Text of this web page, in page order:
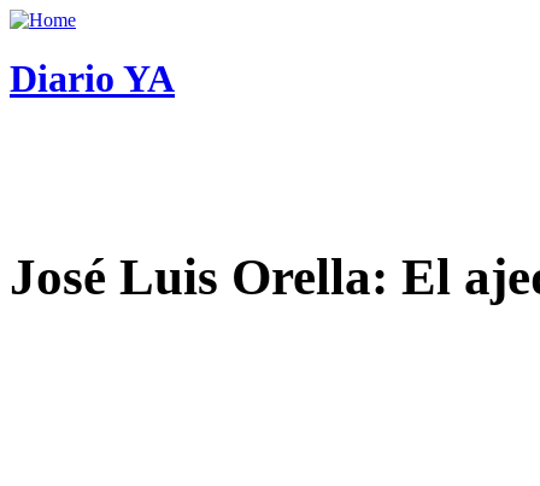
Diario YA
José Luis Orella: El